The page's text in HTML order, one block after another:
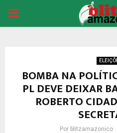
PRIMARY
BOMBA NA
PL DEVE DEIXAR
ROBERTO
Por blitzamazonico